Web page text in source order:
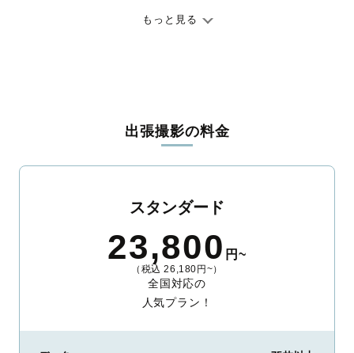
ありのままの空気感を大切に、何十年経っても見返したくなるよ
ィを身につけたプロのカメラマンが全国47都道府県に在籍してい
ます。創業10年のノウハウを活かし、思い出に残る素敵な撮影体
験をお届けします。
整。自然な雰囲気を残しつつも、おしゃれで洗練された仕上がり
に。きっと「こんな写真を撮ってほしかった！」と思える一枚に
出会えます。まずは、ラブグラフの撮影事例
もっと見る
出張撮影の料金
スタンダード
23,800 円~
（税込 26,180円~）
全国対応の
人気プラン！